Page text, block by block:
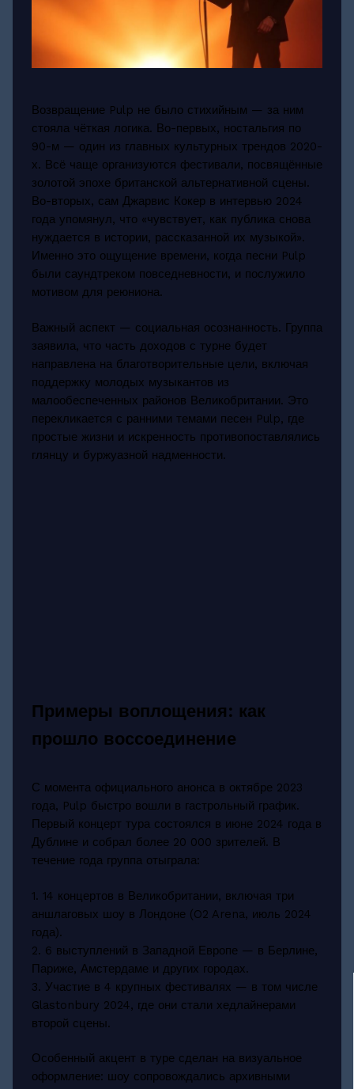
Возвращение Pulp не было стихийным — за ним
стояла чёткая логика. Во-первых, ностальгия по
90-м — один из главных культурных трендов 2020-
х. Всё чаще организуются фестивали, посвящённые
золотой эпохе британской альтернативной сцены.
Во-вторых, сам Джарвис Кокер в интервью 2024
года упомянул, что «чувствует, как публика снова
нуждается в истории, рассказанной их музыкой».
Именно это ощущение времени, когда песни Pulp
были саундтреком повседневности, и послужило
мотивом для реюниона.
Важный аспект — социальная осознанность. Группа
заявила, что часть доходов с турне будет
направлена на благотворительные цели, включая
поддержку молодых музыкантов из
малообеспеченных районов Великобритании. Это
перекликается с ранними темами песен Pulp, где
простые жизни и искренность противопоставлялись
глянцу и буржуазной надменности.
Примеры воплощения: как
прошло воссоединение
С момента официального анонса в октябре 2023
года, Pulp быстро вошли в гастрольный график.
Первый концерт тура состоялся в июне 2024 года в
Дублине и собрал более 20 000 зрителей. В
течение года группа отыграла:
1. 14 концертов в Великобритании, включая три
аншлаговых шоу в Лондоне (O2 Arena, июль 2024
года).
2. 6 выступлений в Западной Европе — в Берлине,
Париже, Амстердаме и других городах.
3. Участие в 4 крупных фестивалях — в том числе
Glastonbury 2024, где они стали хедлайнерами
второй сцены.
Особенный акцент в туре сделан на визуальное
оформление: шоу сопровождались архивными